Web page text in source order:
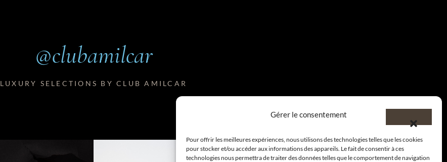
Gérer le consentement
Pour offrir les meilleures expériences, nous utilisons des technologies telles que les cookies
pour stocker et/ou accéder aux informations des appareils. Le fait de consentir à ces
technologies nous permettra de traiter des données telles que le comportement de navigation
@clubamilcar
LUXURY SELECTIONS BY CLUB AMILCAR